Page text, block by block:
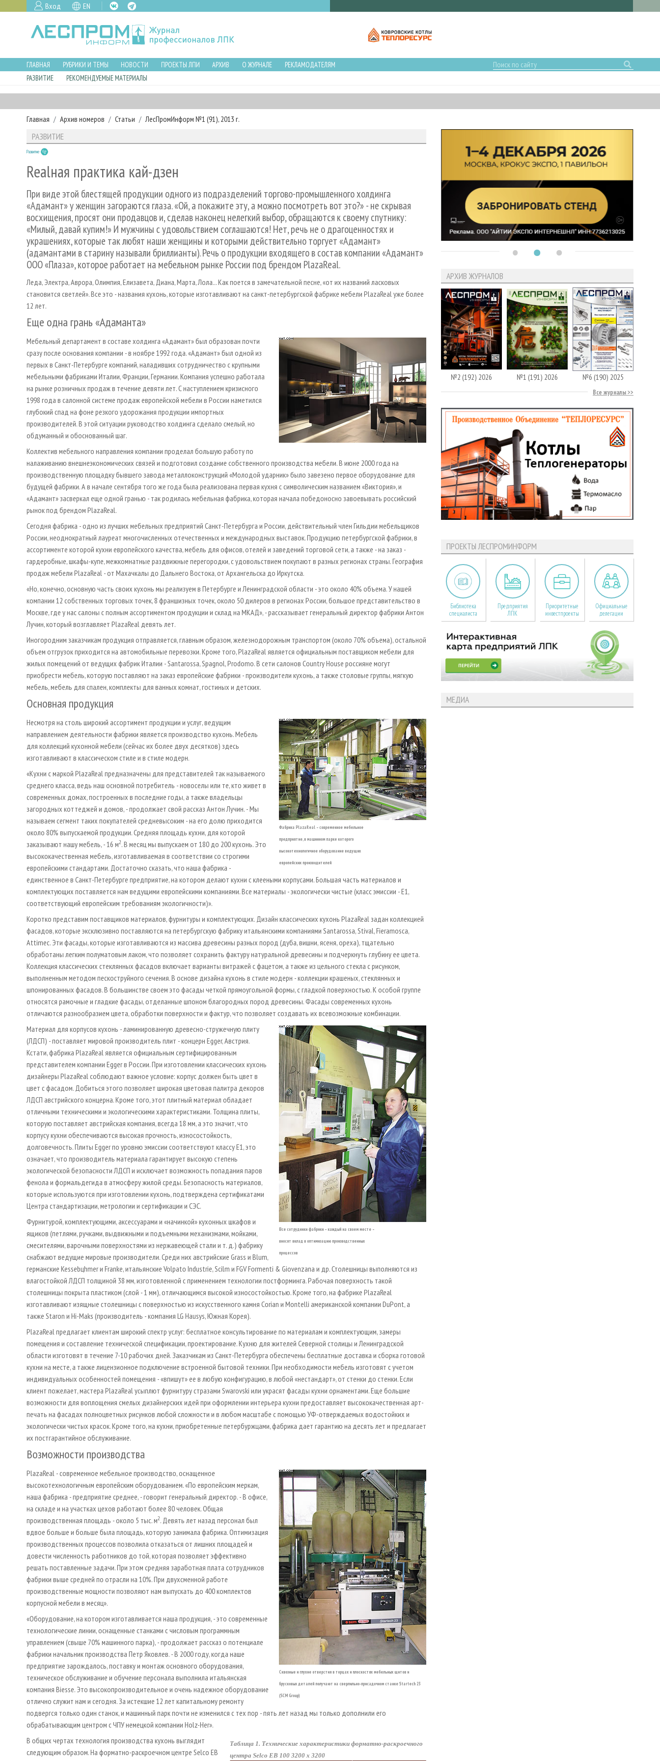
Вход EN
ГЛАВНАЯ РУБРИКИ И ТЕМЫ НОВОСТИ ПРОЕКТЫ ЛПИ АРХИВ О ЖУРНАЛЕ
РЕКЛАМОДАТЕЛЯМ
РАЗВИТИЕ
РЕКОМЕНДУЕМЫЕ МАТЕРИАЛЫ
Главная Архив номеров Статьи ЛесПромИнформ №1 (91), 2013 г.
РАЗВИТИЕ
Развитие
Realная практика кай-дзен
При виде этой блестящей продукции одного из подразделений торгово-промышленного холдинга
«Адамант» у женщин загораются глаза. «Ой, а покажите эту, а можно посмотреть вот это?» - не скрывая
восхищения, просят они продавцов и, сделав наконец нелегкий выбор, обращаются к своему спутнику:
«Милый, давай купим!» И мужчины с удовольствием соглашаются! Нет, речь не о драгоценностях и
украшениях, которые так любят наши женщины и которыми действительно торгует «Адамант»
(адамантами в старину называли бриллианты). Речь о продукции входящего в состав компании «Адамант»
ООО «Плаза», которое работает на мебельном рынке России под брендом PlazaReal.
Леда, Электра, Аврора, Олимпия, Елизавета, Диана, Марта, Лола... Как поется в замечательной песне, «от их названий ласковых
становится светлей». Все это - названия кухонь, которые изготавливают на санкт-петербургской фабрике мебели PlazaReal уже более
12 лет.
Еще одна грань «Адаманта»
Мебельный департамент в составе холдинга «Адамант» был образован почти
сразу после основания компании - в ноябре 1992 года. «Адамант» был одной из
первых в Санкт­-Петербурге компаний, наладивших сотрудничество с крупными
мебельными фабриками Италии, Франции, Германии. Компания успешно работала
на рынке розничных продаж в течение девяти лет. С наступлением кризисного
1998 года в салонной системе продаж европейской мебели в России наметился
глубокий спад на фоне резкого удорожания продукции импортных
производителей. В этой ситуации руководство холдинга сделало смелый, но
обдуманный и обоснованный шаг.
Коллектив мебельного направления компании проделал большую работу по
налаживанию внешне­экономических связей и подготовил создание собственного производства мебели. В июне 2000 года на
производственную площадку бывшего завода металлоконструкций «Молодой ударник» было завезено первое оборудование для
будущей фабрики. А в начале сентября того же года была реализована первая кухня с символическим названием «Виктория», и
«Адамант» засверкал еще одной гранью - так родилась мебельная фабрика, которая начала победоносно завоевывать российский
рынок под брендом PlazaReal.
Сегодня фабрика - одно из лучших мебельных предприятий Санкт­-Петербурга и России, действительный член Гильдии мебельщиков
России, неоднократный лауреат многочисленных отечественных и международных выставок. Продукцию петербургской фабрики, в
ассортименте которой кухни европейского качества, мебель для офисов, отелей и заведений торговой сети, а также - на заказ -
гардеробные, шкафы-купе, межкомнатные раздвижные перегородки, с удовольствием покупают в разных регионах страны. География
продаж мебели PlazaReal - от Махачкалы до Дальнего Востока, от Архангельска до Иркутска.
«Но, конечно, основную часть своих кухонь мы реализуем в Петербурге и Ленинградской области - это около 40% объема. У нашей
компании 12 собственных торговых точек, 8 франшизных точек, около 50 дилеров в регионах России, большое представительство в
Москве, где у нас салоны с полным ассортиментом продукции и склад на МКАД», - рассказывает генеральный директор фабрики Антон
Лучин, который возглавляет PlazaReal девять лет.
Иногородним заказчикам продукция отправляется, главным образом, железнодорожным транспортом (около 70% объема), остальной
объем отгрузок приходится на автомобильные перевозки. Кроме того, PlazaReal является официальным поставщиком мебели для
жилых помещений от ведущих фабрик Италии - Santarossa, Spagnol, Prodomo. В сети салонов Country House россияне могут
приобрести мебель, которую поставляют на заказ европейские фабрики - производители кухонь, а также столовые группы, мягкую
мебель, мебель для спален, комплекты для ванных комнат, гостиных и детских.
Основная продукция
Фабрика PlazaReal – современное мебельное
предприятие, в машинном парке которого
высокотехнологичное оборудование ведущих
европейских производителей
Несмотря на столь широкий ассортимент продукции и услуг, ведущим
направлением деятельности фабрики является производство кухонь. Мебель
для коллекций кухонной мебели (сейчас их более двух десятков) здесь
изготавливают в классическом стиле и в стиле модерн.
«Кухни с маркой PlazaReal предназначены для представителей так называемого
среднего класса, ведь наш основной потребитель - новоселы или те, кто живет в
современных домах, построенных в последние годы, а также владельцы
загородных коттеджей и домов, - продолжает свой рассказ Антон Лучин. - Мы
называем сегмент таких покупателей средневысоким - на его долю приходится
около 80% выпускаемой продукции. Средняя площадь кухни, для которой
заказывают нашу мебель, - 16 м2. В месяц мы выпускаем от 180 до 200 кухонь. Это
высококачественная мебель, изготавливаемая в соответствии со строгими
европейскими стандартами. Достаточно сказать, что наша фабрика -
единственное в Санкт-­Петербурге предприятие, на котором делают кухни с клееными корпусами. Большая часть материалов и
комплектующих поставляется нам ведущими европейскими компаниями. Все материалы - экологически чистые (класс эмиссии - Е1,
соответствующий европейским требованиям экологичности)».
Коротко представим поставщиков материалов, фурнитуры и комплектующих. Дизайн классических кухонь PlazaReal задан коллекцией
фасадов, которые эксклюзивно поставляются на петербургскую фабрику итальянскими компаниями Santarossa, Stival, Fieramosсa,
Attimec. Эти фасады, которые изготавливаются из массива древесины разных пород (дуба, вишни, ясеня, ореха), тщательно
обработаны легким полуматовым лаком, что позволяет сохранить фактуру натуральной древесины и подчеркнуть глубину ее цвета.
Коллекция классических стеклянных фасадов включает варианты витражей с фацетом, а также из цельного стекла с рисунком,
выполненным методом пескоструйного сечения. В основе дизайна кухонь в стиле модерн - коллекции крашеных, стеклянных и
шпонированных фасадов. В большинстве своем это фасады четкой прямоугольной формы, с гладкой поверхностью. К особой группе
относятся рамочные и гладкие фасады, отделанные шпоном благородных пород древесины. Фасады современных кухонь
отличаются разнообразием цвета, обработки поверхности и фактур, что позволяет создавать их всевозможные комбинации.
Все сотрудники фабрики – каждый на своем месте –
вносят вклад в оптимизацию производственных
процессов
Материал для корпусов кухонь - ламинированную древесно­-стружеч­ную плиту
(ЛДСП) - поставляет мировой производитель плит - концерн Egger, Австрия.
Кстати, фабрика PlazaReal является официальным сертифицированным
представителем компании Egger в России. При изготовлении классических кухонь
дизайнеры PlazaReal соблюдают важное условие: корпус должен быть цвет в
цвет с фасадом. Добиться этого позволяет широкая цветовая палитра декоров
ЛДСП австрийского концерна. Кроме того, этот плитный материал обладает
отличными техническими и экологическими характеристиками. Толщина плиты,
которую поставляет австрийская компания, всегда 18 мм, а это значит, что
корпусу кухни обеспечиваются высокая прочность, износостойкость,
долговечность. Плиты Egger по уровню эмиссии соответствуют классу Е1, это
означает, что производитель материала гарантирует высокую степень
экологической безопасности ЛДСП и исключает возможность попадания паров
фенола и формальдегида в атмосферу жилой среды. Безопасность материалов,
которые используются при изготовлении кухонь, подтверждена сертификатами
Центра стандартизации, метрологии и сертификации и СЭС.
Фурнитурой, комплектующими, аксессуарами и «начинкой» кухонных шкафов и
ящиков (петлями, ручками, выдвижными и подъемными механизмами, мойками,
смесителями, варочными поверхностями из нержавеющей стали и т. д.) фабрику
снабжают ведущие мировые производители. Среди них австрийские Grass и Blum,
германские Kessebцhmer и Franke, итальянские Volpato Industrie, Scilm и FGV Formenti & Giovenzana и др. Столешницы выполняются из
влагостойкой ЛДСП толщиной 38 мм, изготовленной с применением технологии постформинга. Рабочая поверхность такой
столешницы покрыта пластиком (слой - 1 мм), отличающимся высокой износостойкостью. Кроме того, на фабрике PlazaReal
изготавливают изящные столешницы с поверхностью из искусственного камня Corian и Montelli американской компании DuPont, а
также Staron и Hi­-Maks (производитель - компания LG Hausys, Южная Корея).
PlazaReal предлагает клиентам широкий спектр услуг: бесплатное консультирование по материалам и комплектующим, замеры
помещения и составление технической спецификации, проектирование. Кухню для жителей Северной столицы и Ленинградской
области изготовят в течение 7-10 рабочих дней. Заказчикам из Санкт­-Петербурга обеспечены бесплатные доставка и сборка готовой
кухни на месте, а также лицензионное подключение встроенной бытовой техники. При необходимости мебель изготовят с учетом
индивидуальных особенностей помещения - «впишут» ее в любую конфигурацию, в любой «нестандарт», от стенки до стенки. Если
клиент пожелает, мастера PlazaReal усыплют фурнитуру стразами Swarovski или украсят фасады кухни орнаментами. Еще большие
возможности для воплощения смелых дизайнерских идей при оформлении интерьера кухни предоставляет высококачественная арт-
печать на фасадах полноцветных рисунков любой сложности и в любом масштабе с помощью УФ-­отверждаемых водостойких и
экологически чистых красок. Кроме того, на кухни, приобретенные петербуржцами, фабрика дает гарантию на десять лет и предлагает
их постгарантийное обслуживание.
Возможности производства
Cквозные и глухие отверстия в торцах и плоскостях мебельных щитов и
брусковых деталей получают на сверлильно-присадочном станке Startech 23
(SCM Group)
PlazaReal - современное мебельное производство, оснащенное
высокотехнологичным европейским оборудованием. «По европейским меркам,
наша фабрика - предприятие среднее, - говорит генеральный директор. - В офисе,
на складе и на участках цехов работают более 80 человек. Общая
производственная площадь - около 5 тыс. м2. Девять лет назад персонал был
вдвое больше и больше была площадь, которую занимала фабрика. Оптимизация
производственных процессов позволила отказаться от лишних площадей и
довести численность работников до той, которая позволяет эффективно
решать поставленные задачи. При этом средняя заработная плата сотрудников
фабрики выше средней по отрасли на 10%. При двухсменной работе
производственные мощности позволяют нам выпускать до 400 комплектов
корпусной мебели в месяц».
«Оборудование, на котором изготавливается наша продукция, - это современные
технологические линии, оснащенные станками с числовым программным
управлением (свыше 70% машинного парка), - продолжает рассказ о потенциале
фабрики начальник производства Петр Яковлев. - В 2000 году, когда наше
предприятие зарождалось, поставку и монтаж основного оборудования,
техническое обслуживание и обучение персонала выполнила итальянская
компания Biesse. Это высокопроизводительное и очень надежное оборудование
отлично служит нам и сегодня. За истекшие 12 лет капитальному ремонту
подвергся только один станок, и машинный парк почти не изменился с тех пор - пять лет назад мы только дополнили его
обрабатывающим центром с ЧПУ немецкой компании Holz­-Her».
Таблица 1. Технические характеристики форматно-раскроечного
центра Selco EB 100 3200 х 3200
В общих чертах технология производства кухонь выглядит
следующим образом. На форматно­-раскроечном центре Selco EB
АРХИВ ЖУРНАЛОВ
№2 (192) 2026 №1 (191) 2026 №6 (190) 2025
Все журналы
ПРОЕКТЫ ЛЕСПРОМИНФОРМ
Библиотека
специалиста
Предприятия
ЛПК
Приоритетные
инвестпроекты
Официальные
делегации
МЕДИА